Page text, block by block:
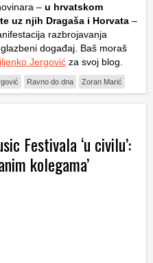
– u hrvatskom
uz njih Dragaša i Horvata –
razbrojavanja
događaj. Baš moraš
Jergović za svoj blog.
Ravno do dna Zoran Marić
Festivala ‘u civilu’:
kolegama’